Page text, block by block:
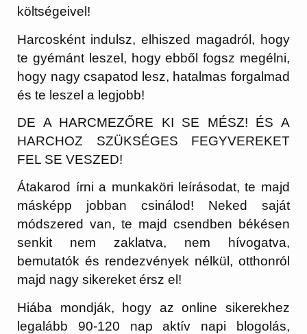
költségeivel!
Harcosként indulsz, elhiszed magadról, hogy
te gyémánt leszel, hogy ebből fogsz megélni,
hogy nagy csapatod lesz, hatalmas forgalmad
és te leszel a legjobb!
DE A HARCMEZŐRE KI SE MÉSZ! ÉS A
HARCHOZ SZÜKSÉGES FEGYVEREKET
FEL SE VESZED!
Átakarod írni a munkaköri leírásodat, te majd
másképp jobban csinálod! Neked saját
módszered van, te majd csendben békésen
senkit nem zaklatva, nem hívogatva,
bemutatók és rendezvények nélkül, otthonról
majd nagy sikereket érsz el!
Hiába mondják, hogy az online sikerekhez
legalább 90-120 nap aktív napi blogolás,